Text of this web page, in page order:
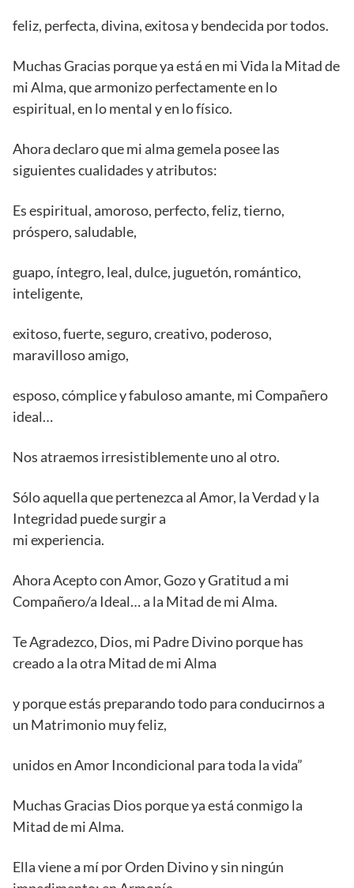
feliz, perfecta, divina, exitosa y bendecida por todos.
Muchas Gracias porque ya está en mi Vida la Mitad de
mi Alma, que armonizo perfectamente en lo
espiritual, en lo mental y en lo físico.
Ahora declaro que mi alma gemela posee las
siguientes cualidades y atributos:
Es espiritual, amoroso, perfecto, feliz, tierno,
próspero, saludable,
guapo, íntegro, leal, dulce, juguetón, romántico,
inteligente,
exitoso, fuerte, seguro, creativo, poderoso,
maravilloso amigo,
esposo, cómplice y fabuloso amante, mi Compañero
ideal…
Nos atraemos irresistiblemente uno al otro.
Sólo aquella que pertenezca al Amor, la Verdad y la
Integridad puede surgir a
mi experiencia.
Ahora Acepto con Amor, Gozo y Gratitud a mi
Compañero/a Ideal… a la Mitad de mi Alma.
Te Agradezco, Dios, mi Padre Divino porque has
creado a la otra Mitad de mi Alma
y porque estás preparando todo para conducirnos a
un Matrimonio muy feliz,
unidos en Amor Incondicional para toda la vida”
Muchas Gracias Dios porque ya está conmigo la
Mitad de mi Alma.
Ella viene a mí por Orden Divino y sin ningún